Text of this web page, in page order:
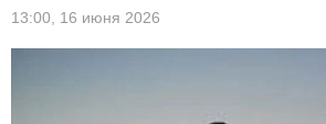
13:00, 16 июня 2026